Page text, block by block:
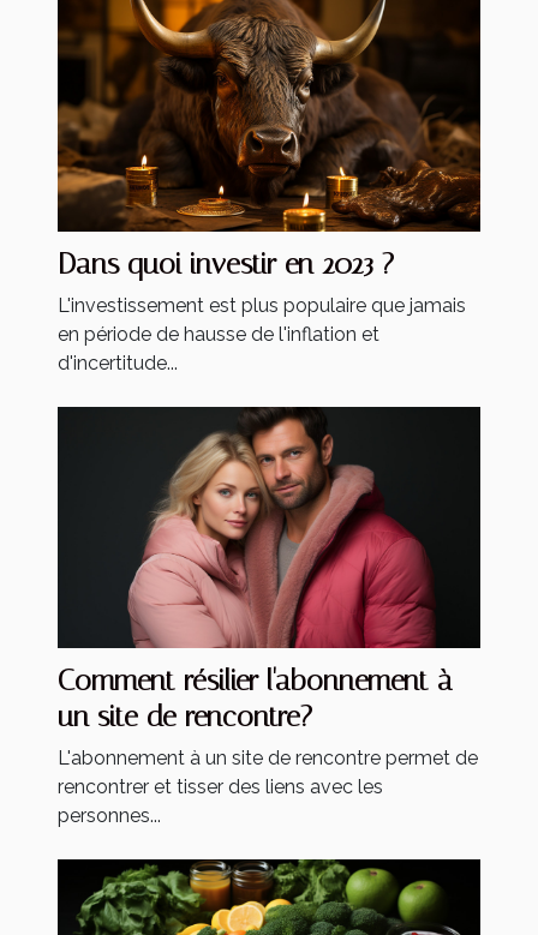
Dans quoi investir en 2023 ?
L'investissement est plus populaire que jamais
en période de hausse de l'inflation et
d'incertitude...
Comment résilier l'abonnement à
un site de rencontre?
L'abonnement à un site de rencontre permet de
rencontrer et tisser des liens avec les
personnes...